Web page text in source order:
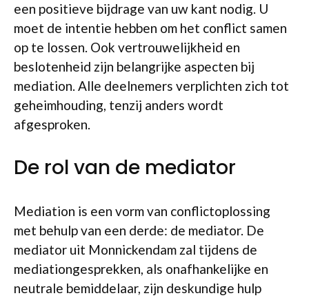
een positieve bijdrage van uw kant nodig. U
moet de intentie hebben om het conflict samen
op te lossen. Ook vertrouwelijkheid en
beslotenheid zijn belangrijke aspecten bij
mediation. Alle deelnemers verplichten zich tot
geheimhouding, tenzij anders wordt
afgesproken.
De rol van de mediator
Mediation is een vorm van conflictoplossing
met behulp van een derde: de mediator. De
mediator uit Monnickendam zal tijdens de
mediationgesprekken, als onafhankelijke en
neutrale bemiddelaar, zijn deskundige hulp